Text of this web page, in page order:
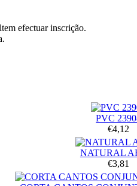
efectuar inscrição.
PVC
€4,12
NATURAL
€3,81